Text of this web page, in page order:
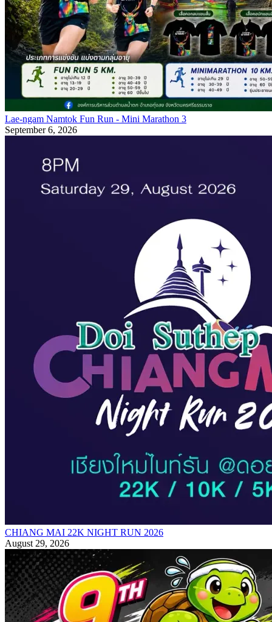
Lae-ngam Namtok Fun Run - Mini Marathon 3
September 6, 2026
CHIANG MAI 22K NIGHT RUN 2026
August 29, 2026